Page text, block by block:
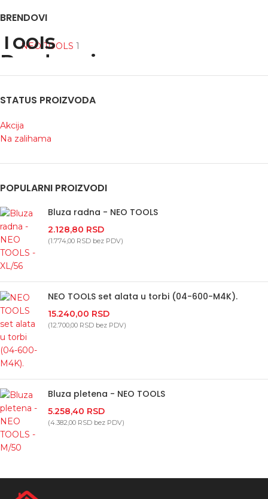
BRENDOVI
NEO TOOLS 1
STATUS PROIZVODA
Akcija
Na zalihama
POPULARNI PROIZVODI
Bluza radna - NEO TOOLS
2.128,80 RSD
(1.774,00 RSD bez PDV)
NEO TOOLS set alata u torbi (04-600-M4K).
15.240,00 RSD
(12.700,00 RSD bez PDV)
Bluza pletena - NEO TOOLS
5.258,40 RSD
(4.382,00 RSD bez PDV)